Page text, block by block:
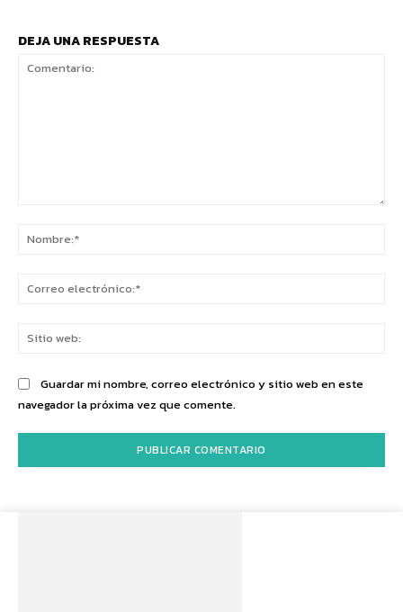
DEJA UNA RESPUESTA
Guardar mi nombre, correo electrónico y sitio web en este
navegador la próxima vez que comente.